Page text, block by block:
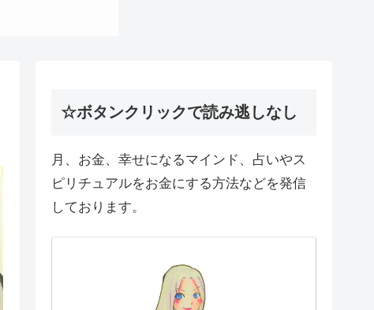
☆ボタンクリックで読み逃しなし
月、お金、幸せになるマインド、占いやス
ピリチュアルをお金にする方法などを発信
しております。